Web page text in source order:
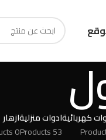
كهربائيةادوات منزلية
53 Products
ازهار
0 Products